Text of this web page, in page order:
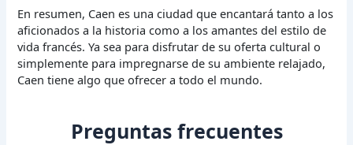
En resumen, Caen es una ciudad que encantará tanto a los
aficionados a la historia como a los amantes del estilo de
vida francés. Ya sea para disfrutar de su oferta cultural o
simplemente para impregnarse de su ambiente relajado,
Caen tiene algo que ofrecer a todo el mundo.
Preguntas frecuentes